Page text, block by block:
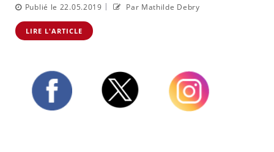
Publié le 22.05.2019 | Par Mathilde Debry
LIRE L'ARTICLE